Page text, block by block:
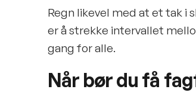
Regn likevel med at et tak
er å strekke intervallet
gang for alle.
Når bør du få